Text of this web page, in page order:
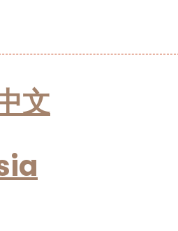
文